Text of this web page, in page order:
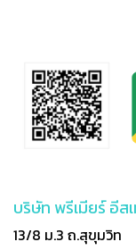
บริษัท พรีเมียร์ อี
13/8 ม.3 ถ.สุขุมวิท